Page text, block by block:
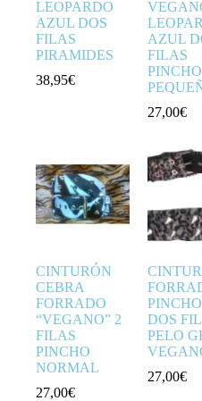
LEOPARDO
AZUL DOS
FILAS
PIRAMIDES
38,95€
AZUL
FILAS
PINCHO
27,00€
CINTURÓN
CEBRA
FORRADO
“VEGANO” 2
FILAS
PINCHO
NORMAL
27,00€
DOS
PELO
27,00€